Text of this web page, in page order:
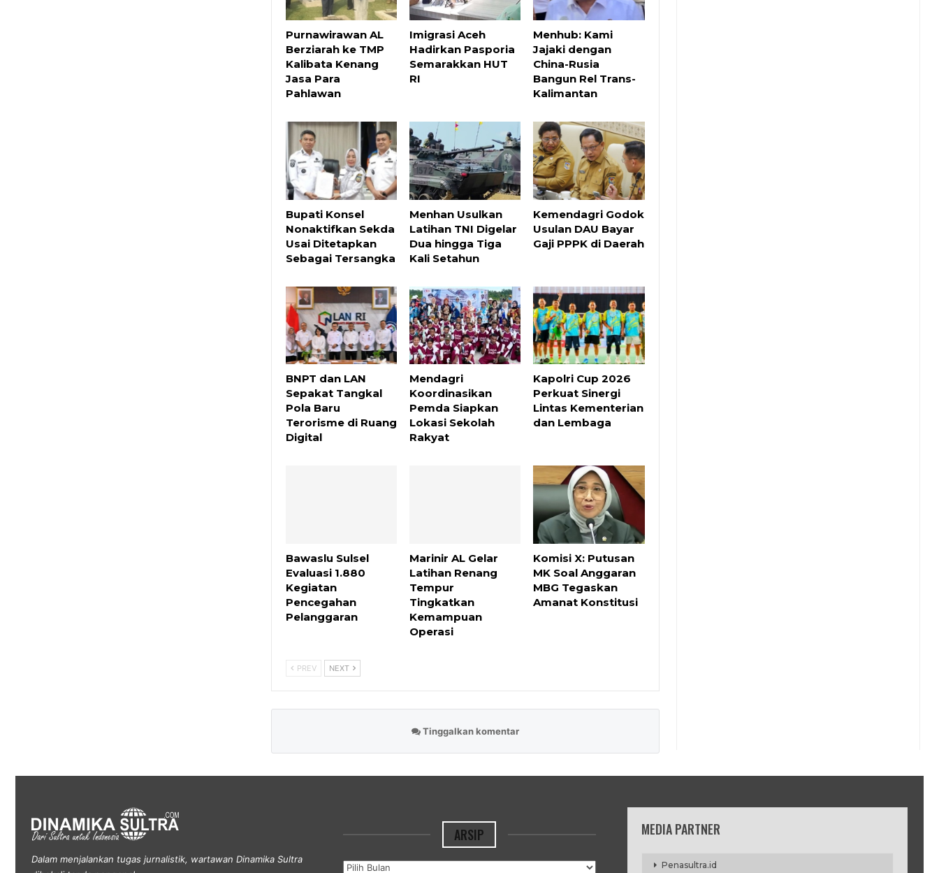
Purnawirawan AL
Berziarah ke TMP
Kalibata Kenang
Jasa Para
Pahlawan
Imigrasi Aceh
Hadirkan Pasporia
Semarakkan HUT
RI
Menhub: Kami
Jajaki dengan
China-Rusia
Bangun Rel Trans-
Kalimantan
Bupati Konsel
Nonaktifkan Sekda
Usai Ditetapkan
Sebagai Tersangka
Menhan Usulkan
Latihan TNI Digelar
Dua hingga Tiga
Kali Setahun
Kemendagri Godok
Usulan DAU Bayar
Gaji PPPK di Daerah
BNPT dan LAN
Sepakat Tangkal
Pola Baru
Terorisme di Ruang
Digital
Mendagri
Koordinasikan
Pemda Siapkan
Lokasi Sekolah
Rakyat
Kapolri Cup 2026
Perkuat Sinergi
Lintas Kementerian
dan Lembaga
Bawaslu Sulsel
Evaluasi 1.880
Kegiatan
Pencegahan
Pelanggaran
Marinir AL Gelar
Latihan Renang
Tempur
Tingkatkan
Kemampuan
Operasi
Komisi X: Putusan
MK Soal Anggaran
MBG Tegaskan
Amanat Konstitusi
PREV NEXT
Tinggalkan komentar
Dalam menjalankan tugas jurnalistik, wartawan Dinamika Sultra
ARSIP
Arsip
MEDIA PARTNER
Penasultra.id